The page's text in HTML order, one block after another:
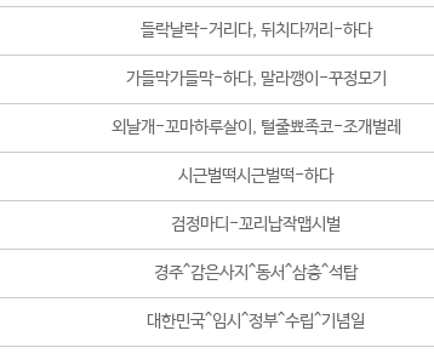
들락날락-거리다, 뒤치다꺼리-하다
가들막가들막-하다, 말라깽이-꾸정모기
외날개-꼬마하루살이, 털줄뾰족코-조개벌레
시근벌떡시근벌떡-하다
검정마디-꼬리납작맵시벌
경주^감은사지^동서^삼층^석탑
대한민국^임시^정부^수립^기념일